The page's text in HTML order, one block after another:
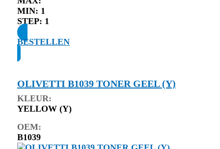
MIN: 1
STEP: 1
BESTELLEN
OLIVETTI B1039 TONER GEEL (Y)
KLEUR:
YELLOW (Y)
OEM:
B1039